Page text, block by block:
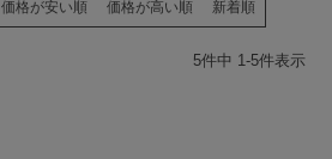
価格が安い順 価格が高い順 新着順
5件中 1-5件表示